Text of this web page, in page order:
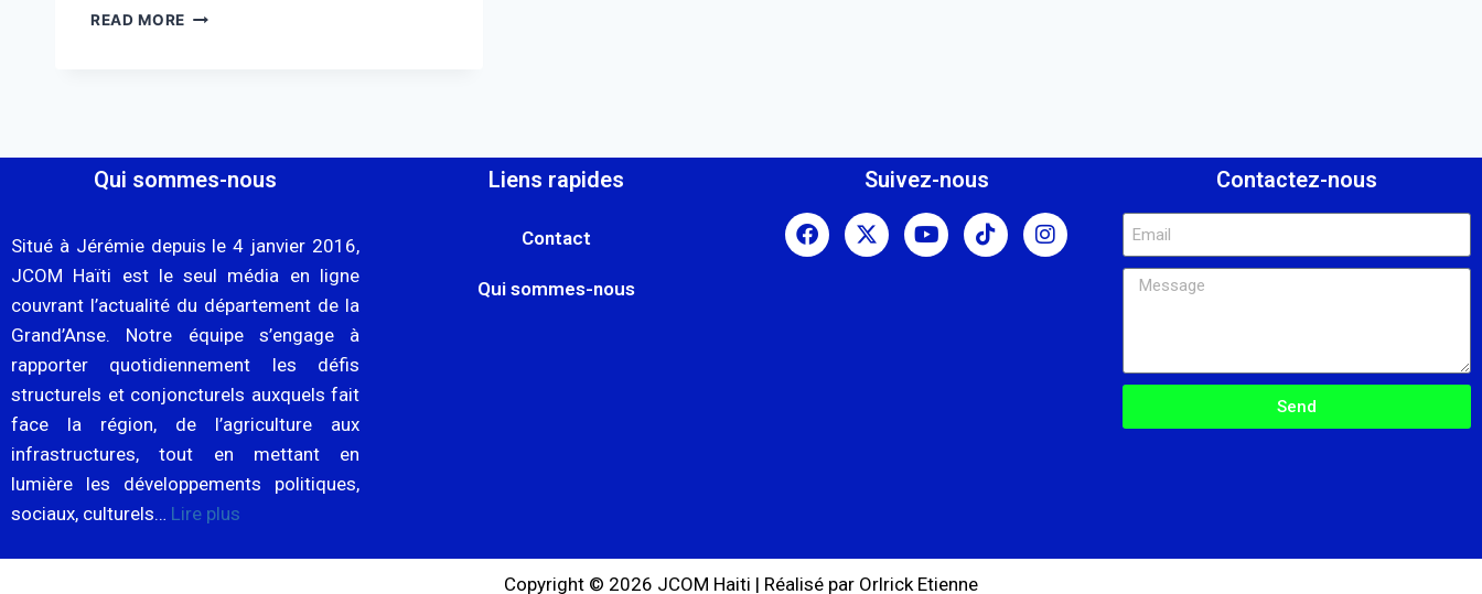
READ MORE
Qui sommes-nous
Situé à Jérémie depuis le 4 janvier 2016,
JCOM Haïti est le seul média en ligne
couvrant l’actualité du département de la
Grand’Anse. Notre équipe s’engage à
rapporter quotidiennement les défis
structurels et conjoncturels auxquels fait
face la région, de l’agriculture aux
infrastructures, tout en mettant en
lumière les développements politiques,
sociaux, culturels… Lire plus
Liens rapides
Contact
Qui sommes-nous
Suivez-nous Contactez-nous
Send
Copyright © 2026 JCOM Haiti | Réalisé par Orlrick Etienne